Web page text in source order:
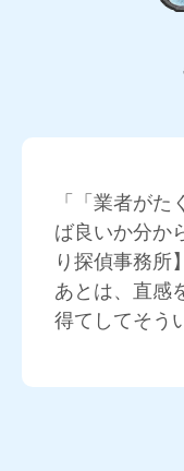
「「業者が
ば良いか分か
り探偵事務所
あとは、直感
得てしてそう